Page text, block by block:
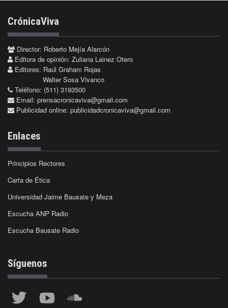
CrónicaViva
Director: Roberto Mejía Alarcón
Editora de opinión: Zuliana Lainez Otero
Editores: Raúl Graham Rojas
Walter Sosa Vivanco
Teléfono: (511) 3193500
Email: prensacronicaviva@gmail.com
Publicidad online: publicidadcronicaviva@gmail.com
Enlaces
Principios Rectores
Carta de Ética
Universidad Jaime Bausate y Meza
Escucha ANP Radio
Escucha Bausate Radio
Síguenos